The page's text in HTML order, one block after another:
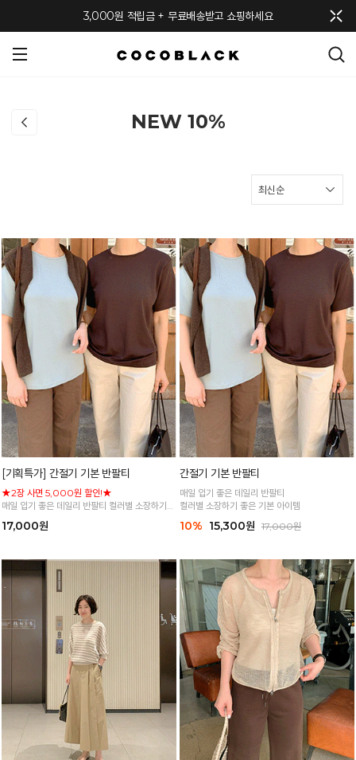
3,000원 적립금 + 무료배송받고 쇼핑하세요
NEW 10%
[기획특가] 간절기 기본 반팔티
★2장 사면 5,000원 할인!★
매일 입기 좋은 데일리 반팔티 컬러별 소장하기
좋은 기본 아이템
17,000원
간절기 기본 반팔티
매일 입기 좋은 데일리 반팔티
컬러별 소장하기 좋은 기본 아이템
10% 15,300원 17,000원